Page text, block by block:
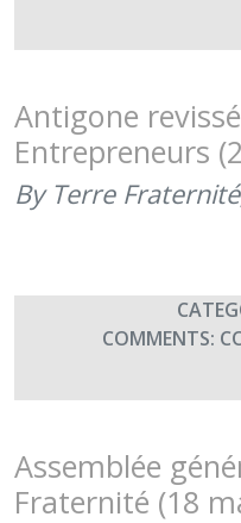
Antigone
Entrepreneurs
By Terre
COMMENTS:
Assemblée
Fraternité (18